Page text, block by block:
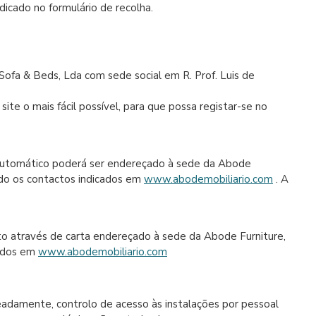
no formulário de recolha.
& Beds, Lda com sede social em R. Prof. Luis de
o mais fácil possível, para que possa registar-se no
poderá ser endereçado à sede da Abode
os contactos indicados em www.abodemobiliario.com . A
de carta endereçado à sede da Abode Furniture,
em www.abodemobiliario.com
controlo de acesso às instalações por pessoal